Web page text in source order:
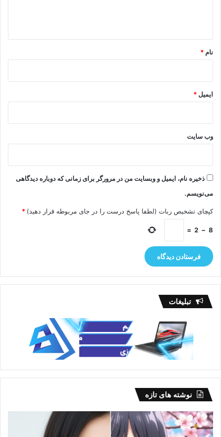
نام *
ایمیل *
وب‌ سایت
ذخیره نام، ایمیل و وبسایت من در مرورگر برای زمانی که دوباره دیدگاهی
می‌نویسم.
کپچای تشخیص ربات (لطفا پاسخ درست را در جای مربوطه قرار دهید) *
8
−
2
=
تبلیغات
نوشته های تازه